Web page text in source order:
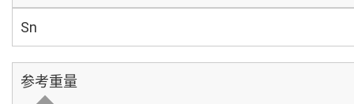
Sn
参考重量